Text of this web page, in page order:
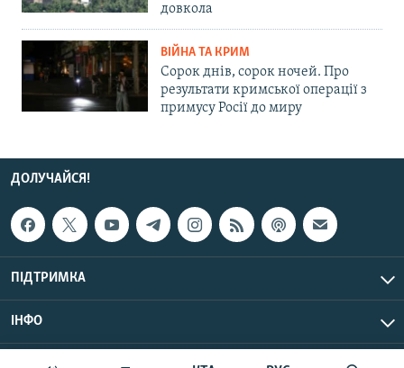
довкола
ВІЙНА ТА КРИМ
Сорок днів, сорок ночей. Про
результати кримської операції з
примусу Росії до миру
ДОЛУЧАЙСЯ!
ПІДТРИМКА
ІНФО